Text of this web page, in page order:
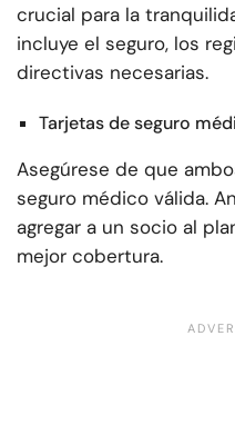
crucial para la
incluye el seguro, los
directivas necesarias.
Tarjetas de seguro
Asegúrese de que
seguro médico válida.
agregar a un socio al
mejor cobertura.